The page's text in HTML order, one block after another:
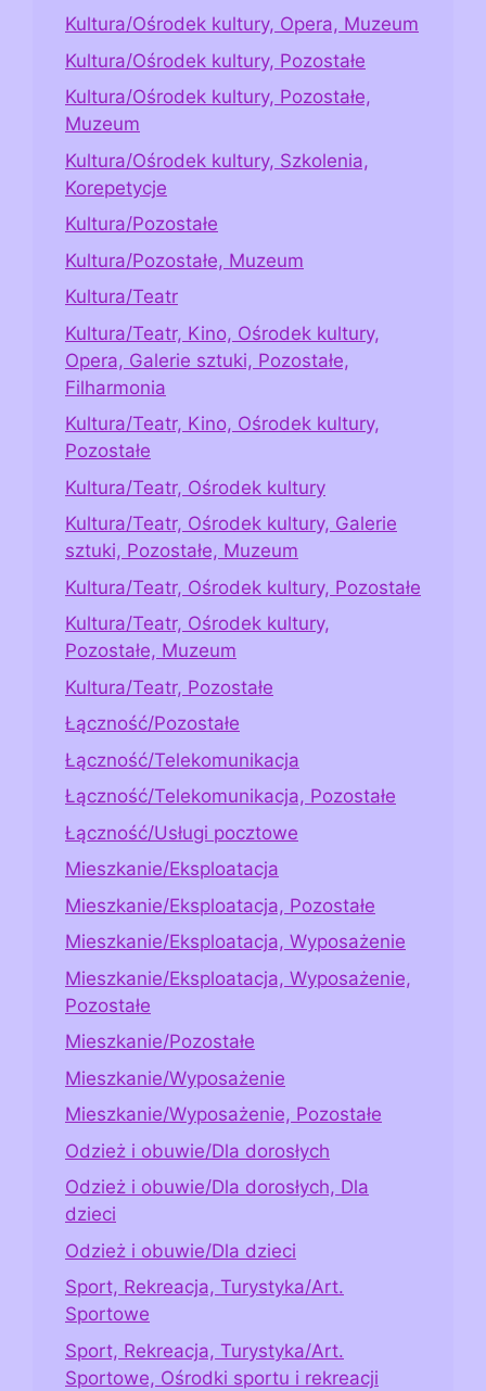
Kultura/Ośrodek kultury, Opera, Muzeum
Kultura/Ośrodek kultury, Pozostałe
Kultura/Ośrodek kultury, Pozostałe,
Muzeum
Kultura/Ośrodek kultury, Szkolenia,
Korepetycje
Kultura/Pozostałe
Kultura/Pozostałe, Muzeum
Kultura/Teatr
Kultura/Teatr, Kino, Ośrodek kultury,
Opera, Galerie sztuki, Pozostałe,
Filharmonia
Kultura/Teatr, Kino, Ośrodek kultury,
Pozostałe
Kultura/Teatr, Ośrodek kultury
Kultura/Teatr, Ośrodek kultury, Galerie
sztuki, Pozostałe, Muzeum
Kultura/Teatr, Ośrodek kultury, Pozostałe
Kultura/Teatr, Ośrodek kultury,
Pozostałe, Muzeum
Kultura/Teatr, Pozostałe
Łączność/Pozostałe
Łączność/Telekomunikacja
Łączność/Telekomunikacja, Pozostałe
Łączność/Usługi pocztowe
Mieszkanie/Eksploatacja
Mieszkanie/Eksploatacja, Pozostałe
Mieszkanie/Eksploatacja, Wyposażenie
Mieszkanie/Eksploatacja, Wyposażenie,
Pozostałe
Mieszkanie/Pozostałe
Mieszkanie/Wyposażenie
Mieszkanie/Wyposażenie, Pozostałe
Odzież i obuwie/Dla dorosłych
Odzież i obuwie/Dla dorosłych, Dla
dzieci
Odzież i obuwie/Dla dzieci
Sport, Rekreacja, Turystyka/Art.
Sportowe
Sport, Rekreacja, Turystyka/Art.
Sportowe, Ośrodki sportu i rekreacji